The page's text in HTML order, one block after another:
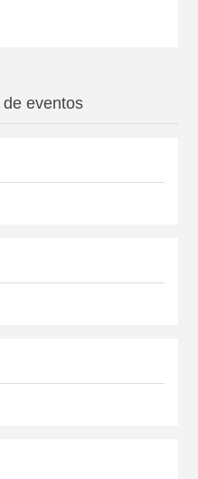
eventos